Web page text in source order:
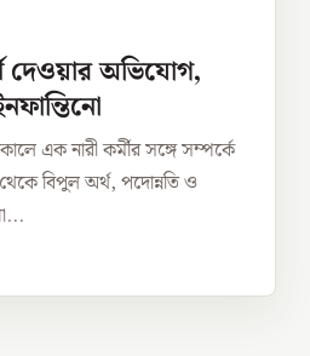
দেওয়ার অভিযোগ,
এক নারী কর্মীর সঙ্গে সম্পর্কে
বিপুল অর্থ, পদোন্নতি ও